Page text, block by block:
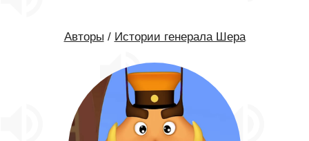
Авторы / Истории генерала Шера